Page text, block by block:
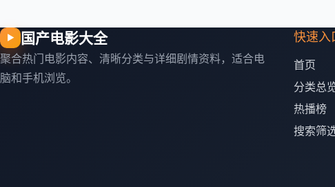
▶ 国产电影大全
聚合热门电影内容、清晰分类与详细剧情资料，适合电
脑和手机浏览。
快速入
首页
分类总
热播榜
搜索筛